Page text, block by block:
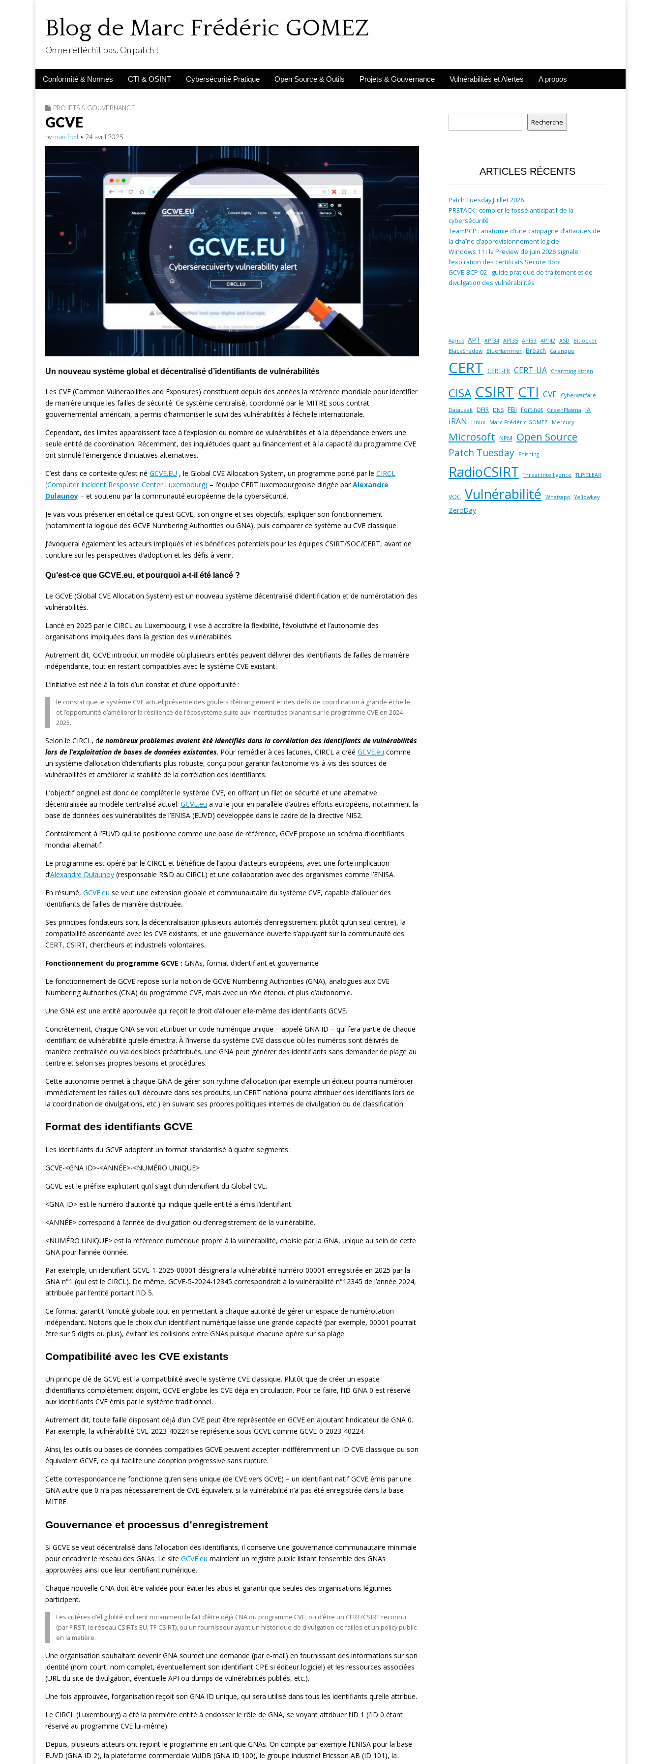
Blog de Marc Frédéric GOMEZ
On ne réfléchit pas. On patch !
Main
Skip
Conformité & Normes CTI & OSINT Cybersécurité Pratique Open Source & Outils Projets & Gouvernance Vulnérabilités et Alertes A propos
PROJETS & GOUVERNANCE
GCVE
by marcfred • 24 avril 2025
Un nouveau système global et décentralisé d’identifiants de vulnérabilités
Les CVE (Common Vulnerabilities and Exposures) constituent depuis des années la référence mondiale pour identifier
de manière unique les failles de sécurité. Ce système centralisé, coordonné par le MITRE sous contrat
gouvernemental américain, a permis d’harmoniser le suivi des vulnérabilités à l’échelle internationale.
Cependant, des limites apparaissent face à l’explosion du nombre de vulnérabilités et à la dépendance envers une
seule entité de coordination. Récemment, des inquiétudes quant au financement et à la capacité du programme CVE
ont stimulé l’émergence d’initiatives alternatives.
C’est dans ce contexte qu’est né GCVE.EU , le Global CVE Allocation System, un programme porté par le CIRCL
(Computer Incident Response Center Luxembourg) – l’équipe CERT luxembourgeoise dirigée parAlexandre
Dulaunoy – et soutenu par la communauté européenne de la cybersécurité.
Je vais vous présenter en détail ce qu’est GCVE, son origine et ses objectifs, expliquer son fonctionnement
(notamment la logique des GCVE Numbering Authorities ou GNA), puis comparer ce système au CVE classique.
J’évoquerai également les acteurs impliqués et les bénéfices potentiels pour les équipes CSIRT/SOC/CERT, avant de
conclure sur les perspectives d’adoption et les défis à venir.
Qu’est-ce que GCVE.eu, et pourquoi a-t-il été lancé ?
Le GCVE (Global CVE Allocation System) est un nouveau système décentralisé d’identification et de numérotation des
vulnérabilités.
Lancé en 2025 par le CIRCL au Luxembourg, il vise à accroître la flexibilité, l’évolutivité et l’autonomie des
organisations impliquées dans la gestion des vulnérabilités.
Autrement dit, GCVE introduit un modèle où plusieurs entités peuvent délivrer des identifiants de failles de manière
indépendante, tout en restant compatibles avec le système CVE existant.
L’initiative est née à la fois d’un constat et d’une opportunité :
le constat que le système CVE actuel présente des goulets d’étranglement et des défis de coordination à grande échelle,
et l’opportunité d’améliorer la résilience de l’écosystème suite aux incertitudes planant sur le programme CVE en 2024-
2025.
Selon le CIRCL, de nombreux problèmes avaient été identifiés dans la corrélation des identifiants de vulnérabilités
lors de l’exploitation de bases de données existantes. Pour remédier à ces lacunes, CIRCL a créé GCVE.eu comme
un système d’allocation d’identifiants plus robuste, conçu pour garantir l’autonomie vis-à-vis des sources de
vulnérabilités et améliorer la stabilité de la corrélation des identifiants.
L’objectif originel est donc de compléter le système CVE, en offrant un filet de sécurité et une alternative
décentralisée au modèle centralisé actuel. GCVE.eu a vu le jour en parallèle d’autres efforts européens, notamment la
base de données des vulnérabilités de l’ENISA (EUVD) développée dans le cadre de la directive NIS2.
Contrairement à l’EUVD qui se positionne comme une base de référence, GCVE propose un schéma d’identifiants
mondial alternatif.
Le programme est opéré par le CIRCL et bénéficie de l’appui d’acteurs européens, avec une forte implication
d’Alexandre Dulaunoy (responsable R&D au CIRCL) et une collaboration avec des organismes comme l’ENISA.
En résumé, GCVE.eu se veut une extension globale et communautaire du système CVE, capable d’allouer des
identifiants de failles de manière distribuée.
Ses principes fondateurs sont la décentralisation (plusieurs autorités d’enregistrement plutôt qu’un seul centre), la
compatibilité ascendante avec les CVE existants, et une gouvernance ouverte s’appuyant sur la communauté des
CERT, CSIRT, chercheurs et industriels volontaires.
Fonctionnement du programme GCVE : GNAs, format d’identifiant et gouvernance
Le fonctionnement de GCVE repose sur la notion de GCVE Numbering Authorities (GNA), analogues aux CVE
Numbering Authorities (CNA) du programme CVE, mais avec un rôle étendu et plus d’autonomie.
Une GNA est une entité approuvée qui reçoit le droit d’allouer elle-même des identifiants GCVE.
Concrètement, chaque GNA se voit attribuer un code numérique unique – appelé GNA ID – qui fera partie de chaque
identifiant de vulnérabilité qu’elle émettra. À l’inverse du système CVE classique où les numéros sont délivrés de
manière centralisée ou via des blocs préattribués, une GNA peut générer des identifiants sans demander de plage au
centre et selon ses propres besoins et procédures.
Cette autonomie permet à chaque GNA de gérer son rythme d’allocation (par exemple un éditeur pourra numéroter
immédiatement les failles qu’il découvre dans ses produits, un CERT national pourra attribuer des identifiants lors de
la coordination de divulgations, etc.) en suivant ses propres politiques internes de divulgation ou de classification.
Format des identifiants GCVE
Les identifiants du GCVE adoptent un format standardisé à quatre segments :
GCVE-<GNA ID>-<ANNÉE>-<NUMÉRO UNIQUE>
GCVE est le préfixe explicitant qu’il s’agit d’un identifiant du Global CVE.
<GNA ID> est le numéro d’autorité qui indique quelle entité a émis l’identifiant.
<ANNÉE> correspond à l’année de divulgation ou d’enregistrement de la vulnérabilité.
<NUMÉRO UNIQUE> est la référence numérique propre à la vulnérabilité, choisie par la GNA, unique au sein de cette
GNA pour l’année donnée.
Par exemple, un identifiant GCVE-1-2025-00001 désignera la vulnérabilité numéro 00001 enregistrée en 2025 par la
GNA n°1 (qui est le CIRCL). De même, GCVE-5-2024-12345 correspondrait à la vulnérabilité n°12345 de l’année 2024,
attribuée par l’entité portant l’ID 5.
Ce format garantit l’unicité globale tout en permettant à chaque autorité de gérer un espace de numérotation
indépendant. Notons que le choix d’un identifiant numérique laisse une grande capacité (par exemple, 00001 pourrait
être sur 5 digits ou plus), évitant les collisions entre GNAs puisque chacune opère sur sa plage.
Compatibilité avec les CVE existants
Un principe clé de GCVE est la compatibilité avec le système CVE classique. Plutôt que de créer un espace
d’identifiants complètement disjoint, GCVE englobe les CVE déjà en circulation. Pour ce faire, l’ID GNA 0 est réservé
aux identifiants CVE émis par le système traditionnel.
Autrement dit, toute faille disposant déjà d’un CVE peut être représentée en GCVE en ajoutant l’indicateur de GNA 0.
Par exemple, la vulnérabilité CVE-2023-40224 se représente sous GCVE comme GCVE-0-2023-40224.
Ainsi, les outils ou bases de données compatibles GCVE peuvent accepter indifféremment un ID CVE classique ou son
équivalent GCVE, ce qui facilite une adoption progressive sans rupture.
Cette correspondance ne fonctionne qu’en sens unique (de CVE vers GCVE) – un identifiant natif GCVE émis par une
GNA autre que 0 n’a pas nécessairement de CVE équivalent si la vulnérabilité n’a pas été enregistrée dans la base
MITRE.
Gouvernance et processus d’enregistrement
Si GCVE se veut décentralisé dans l’allocation des identifiants, il conserve une gouvernance communautaire minimale
pour encadrer le réseau des GNAs. Le site GCVE.eu maintient un registre public listant l’ensemble des GNAs
approuvées ainsi que leur identifiant numérique.
Chaque nouvelle GNA doit être validée pour éviter les abus et garantir que seules des organisations légitimes
participent.
Les critères d’éligibilité incluent notamment le fait d’être déjà CNA du programme CVE, ou d’être un CERT/CSIRT reconnu
(par FIRST, le réseau CSIRTs EU, TF-CSIRT), ou un fournisseur ayant un historique de divulgation de failles et un policy public
en la matière.
Une organisation souhaitant devenir GNA soumet une demande (par e-mail) en fournissant des informations sur son
identité (nom court, nom complet, éventuellement son identifiant CPE si éditeur logiciel) et les ressources associées
(URL du site de divulgation, éventuelle API ou dumps de vulnérabilités publiés, etc.).
Une fois approuvée, l’organisation reçoit son GNA ID unique, qui sera utilisé dans tous les identifiants qu’elle attribue.
Le CIRCL (Luxembourg) a été la première entité à endosser le rôle de GNA, se voyant attribuer l’ID 1 (l’ID 0 étant
réservé au programme CVE lui-même).
Depuis, plusieurs acteurs ont rejoint le programme en tant que GNAs. On compte par exemple l’ENISA pour la base
EUVD (GNA ID 2), la plateforme commerciale VulDB (GNA ID 100), le groupe industriel Ericsson AB (ID 101), la
Recherche
ARTICLES RÉCENTS
Patch Tuesday Juillet 2026
PR3TACK : combler le fossé anticipatif de la
cybersécurité
TeamPCP : anatomie d’une campagne d’attaques de
la chaîne d’approvisionnement logiciel
Windows 11 : la Preview de juin 2026 signale
l’expiration des certificats Secure Boot
GCVE-BCP-02 : guide pratique de traitement et de
divulgation des vulnérabilités
Agrius APT APT34 APT35 APT39 APT42 ASD
Bitlocker
BlackShadow
BlueHammer Breach Calanque
CERT CERT-FR CERT-UA Charming Kitten
CISA CSIRT CTI CVE Cyberwarfare
DataLeak DFIR DNS FBI Fortinet GreenPlasma IA
iRAN Linux Marc Frédéric GOMEZ Mercury
Microsoft NPM Open Source
Patch Tuesday Phishing
RadioCSIRT Threat Intelligence TLP:CLEAR
VOC Vulnérabilité Whatsapp Yellowkey
ZeroDay